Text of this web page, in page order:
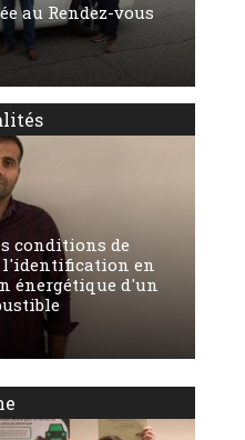
au Rendez-vous
conditions de
l'identification en
énergétique d'un